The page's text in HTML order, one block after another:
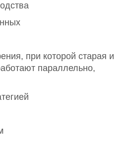
при которой старая и
параллельно,